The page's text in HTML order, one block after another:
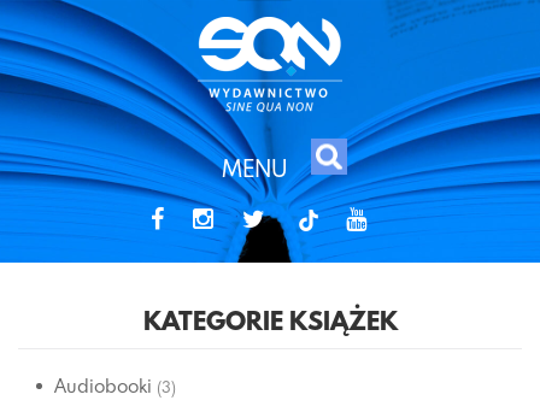
MENU
tiktok
KATEGORIE KSIĄŻEK
Audiobooki (3)